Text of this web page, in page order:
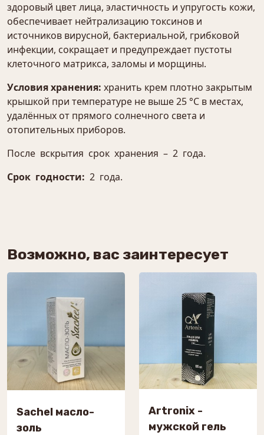
здоровый цвет лица, эластичность и упругость кожи,
обеспечивает нейтрализацию токсинов и
источников вирусной, бактериальной, грибковой
инфекции, сокращает и предупреждает пустоты
клеточного матрикса, заломы и морщины.
Условия хранения: хранить крем плотно закрытым
крышкой при температуре не выше 25 °С в местах,
удалённых от прямого солнечного света и
отопительных приборов.
После вскрытия срок хранения – 2 года.
Срок годности: 2 года.
Возможно, вас заинтересует
Sachel масло-
золь
Artronix -
мужской гель